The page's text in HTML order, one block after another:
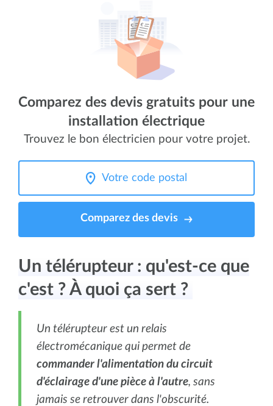
Comparez des devis gratuits pour une
installation électrique
Trouvez le bon électricien pour votre projet.
Comparez des devis
Un télérupteur : qu'est-ce que
c'est ? À quoi ça sert ?
Un télérupteur est un relais
électromécanique qui permet de
commander l'alimentation du circuit
d'éclairage d'une pièce à l'autre, sans
jamais se retrouver dans l'obscurité.